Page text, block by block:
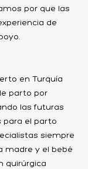
por que las
de
en Turquía
parto por
las futuras
para el parto
siempre
madre y el bebé
quirúrgica